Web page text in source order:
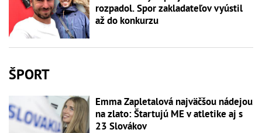
rozpadol. Spor zakladateľov vyústil
až do konkurzu
ŠPORT
Emma Zapletalová najväčšou nádejou
na zlato: Štartujú ME v atletike aj s
23 Slovákov